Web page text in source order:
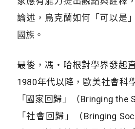
論述，烏克蘭如何「可以是
國族。
最後，馮・哈根對學界發起
1980年代以降，歐美社會科
「國家回歸」（Bringing the
「社會回歸」（Bringing